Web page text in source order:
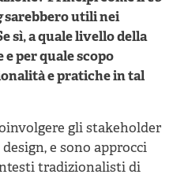
sarebbero utili nei
sì, a quale livello della
per quale scopo
e pratiche in tal
gli stakeholder
e sono approcci
tradizionalisti di